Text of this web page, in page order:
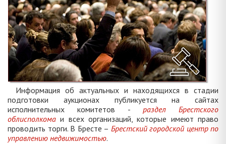
Информация об актуальных и находящихся в стадии
подготовки аукционах публикуется на сайтах
исполнительных комитетов - раздел Брестского
облисполкома и всех организаций, которые имеют право
проводить торги. В Бресте – Брестский городской центр по
управлению недвижимостью.